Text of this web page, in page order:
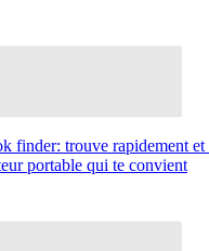
finder: trouve rapidement et
portable qui te convient